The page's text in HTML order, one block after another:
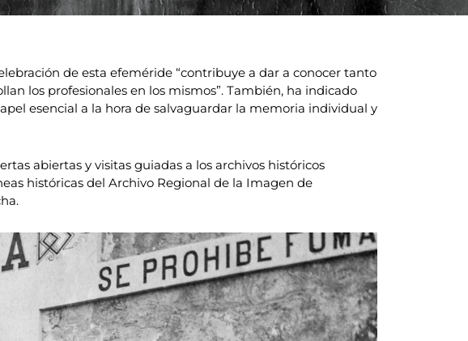
de esta efeméride “contribuye a dar a conocer tanto
los profesionales en los mismos”. También, ha indicado
esencial a la hora de salvaguardar la memoria individual y
abiertas y visitas guiadas a los archivos históricos
históricas del Archivo Regional de la Imagen de